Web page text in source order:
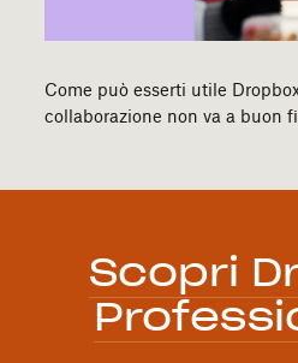
Come può esserti utile
collaborazione non va a buon
Scopri